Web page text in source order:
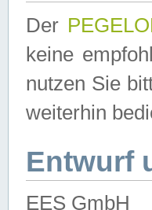
Der
keine
nutzen Sie
weiterhin
Entwurf
EES GmbH